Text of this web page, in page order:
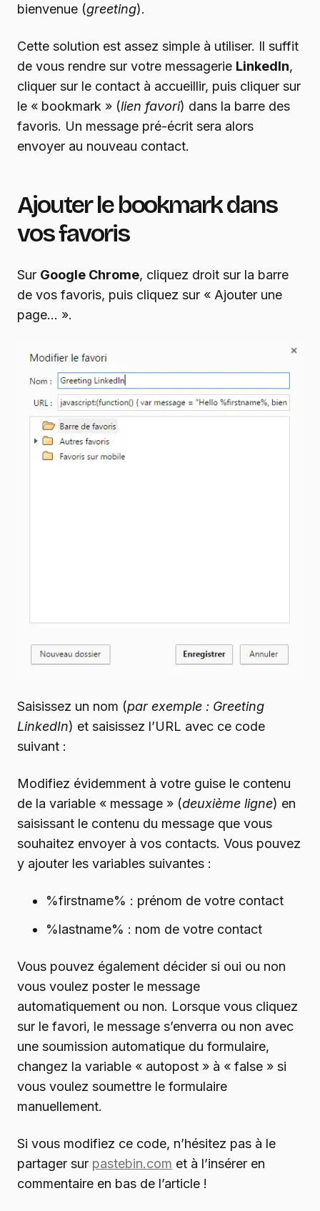
bienvenue (greeting).
Cette solution est assez simple à utiliser. Il suffit
de vous rendre sur votre messagerie LinkedIn,
cliquer sur le contact à accueillir, puis cliquer sur
le « bookmark » (lien favori) dans la barre des
favoris. Un message pré-écrit sera alors
envoyer au nouveau contact.
Ajouter le bookmark dans
vos favoris
Sur Google Chrome, cliquez droit sur la barre
de vos favoris, puis cliquez sur « Ajouter une
page… ».
Saisissez un nom (par exemple : Greeting
LinkedIn) et saisissez l’URL avec ce code
suivant :
Modifiez évidemment à votre guise le contenu
de la variable « message » (deuxième ligne) en
saisissant le contenu du message que vous
souhaitez envoyer à vos contacts. Vous pouvez
y ajouter les variables suivantes :
%firstname% : prénom de votre contact
%lastname% : nom de votre contact
Vous pouvez également décider si oui ou non
vous voulez poster le message
automatiquement ou non. Lorsque vous cliquez
sur le favori, le message s’enverra ou non avec
une soumission automatique du formulaire,
changez la variable « autopost » à « false » si
vous voulez soumettre le formulaire
manuellement.
Si vous modifiez ce code, n’hésitez pas à le
partager sur pastebin.com et à l’insérer en
commentaire en bas de l’article !